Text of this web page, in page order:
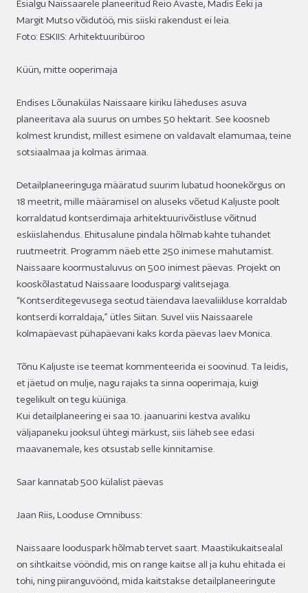
Esialgu Naissaarele planeeritud Reio Avaste, Madis Eeki ja
Margit Mutso võidutöö, mis siiski rakendust ei leia.
Foto: ESKIIS: Arhitektuuribüroo
Küün, mitte ooperimaja
Endises Lõunakülas Naissaare kiriku läheduses asuva
planeeritava ala suurus on umbes 50 hektarit. See koosneb
kolmest krundist, millest esimene on valdavalt elamumaa, teine
sotsiaalmaa ja kolmas ärimaa.
Detailplaneeringuga määratud suurim lubatud hoonekõrgus on
18 meetrit, mille määramisel on aluseks võetud Kaljuste poolt
korraldatud kontserdimaja arhitektuurivõistluse võitnud
eskiislahendus. Ehitusalune pindala hõlmab kahte tuhandet
ruutmeetrit. Programm näeb ette 250 inimese mahutamist.
Naissaare koormustaluvus on 500 inimest päevas. Projekt on
kooskõlastatud Naissaare looduspargi valitsejaga.
“Kontserditegevusega seotud täiendava laevaliikluse korraldab
kontserdi korraldaja,” ütles Siitan. Suvel viis Naissaarele
kolmapäevast pühapäevani kaks korda päevas laev Monica.
Tõnu Kaljuste ise teemat kommenteerida ei soovinud. Ta leidis,
et jäetud on mulje, nagu rajaks ta sinna ooperimaja, kuigi
tegelikult on tegu küüniga.
Kui detailplaneering ei saa 10. jaanuarini kestva avaliku
väljapaneku jooksul ühtegi märkust, siis läheb see edasi
maavanemale, kes otsustab selle kinnitamise.
Saar kannatab 500 külalist päevas
Jaan Riis, Looduse Omnibuss:
Naissaare looduspark hõlmab tervet saart. Maastikukaitsealal
on sihtkaitse vööndid, mis on range kaitse all ja kuhu ehitada ei
tohi, ning piiranguvöönd, mida kaitstakse detailplaneeringute